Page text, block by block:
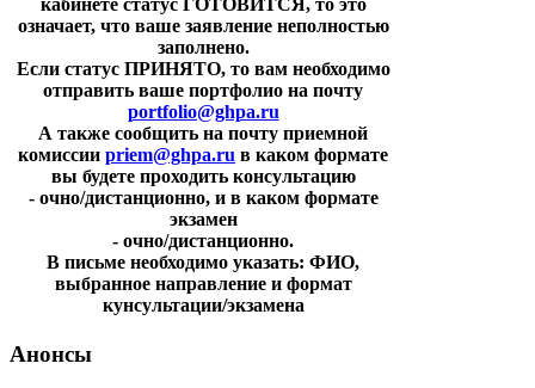
означает, что ваше заявление неполностью
заполнено.
Если статус ПРИНЯТО, то вам необходимо
отправить ваше портфолио на почту
portfolio@ghpa.ru
А также сообщить на почту приемной
комиссии priem@ghpa.ru в каком формате
вы будете проходить консультацию
- очно/дистанционно, и в каком формате
экзамен
- очно/дистанционно.
В письме необходимо указать: ФИО,
выбранное направление и формат
кунсультации/экзамена
Анонсы